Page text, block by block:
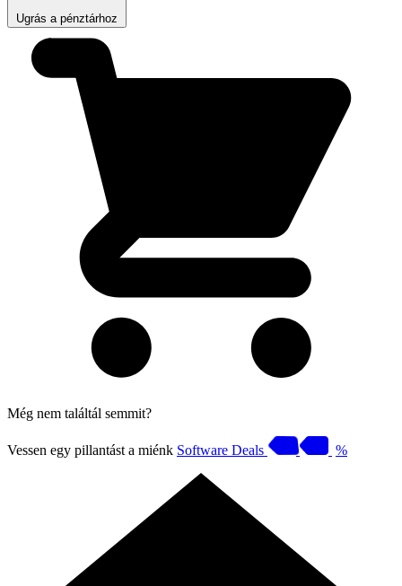
Ugrás a pénztárhoz
Még nem találtál semmit?
Vessen egy pillantást a miénk Software Deals %